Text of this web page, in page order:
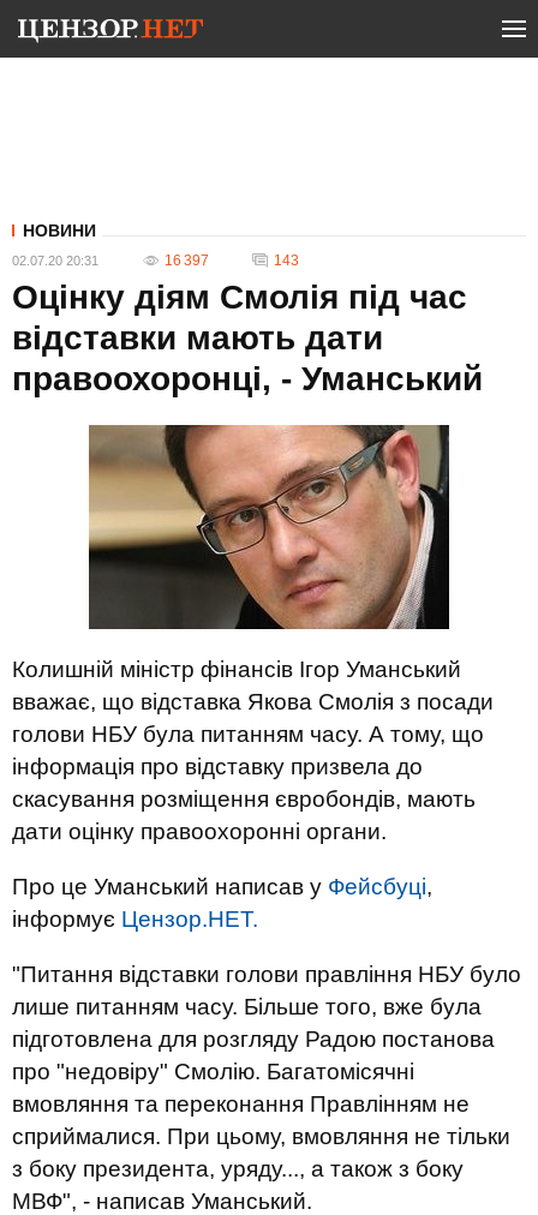
НОВИНИ
02.07.20 20:31 16 397 143
Оцінку діям Смолія під час
відставки мають дати
правоохоронці, - Уманський
Колишній міністр фінансів Ігор Уманський
вважає, що відставка Якова Смолія з посади
голови НБУ була питанням часу. А тому, що
інформація про відставку призвела до
скасування розміщення євробондів, мають
дати оцінку правоохоронні органи.
Про це Уманський написав у Фейсбуці,
інформує Цензор.НЕТ.
"Питання відставки голови правління НБУ було
лише питанням часу. Більше того, вже була
підготовлена для розгляду Радою постанова
про "недовіру" Смолію. Багатомісячні
вмовляння та переконання Правлінням не
сприймалися. При цьому, вмовляння не тільки
з боку президента, уряду..., а також з боку
МВФ", - написав Уманський.